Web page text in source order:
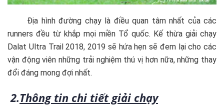
Địa hình đường chạy là điều quan tâm nhất của các
runners đều từ khắp mọi miền Tổ quốc. Kế thừa giải chạy
Dalat Ultra Trail 2018, 2019 sẽ hứa hẹn sẽ đem lại cho các
vận động viên những trải nghiệm thú vị hơn nữa, những thay
đổi đáng mong đợi nhất.
2.Thông tin chi tiết giải chạy